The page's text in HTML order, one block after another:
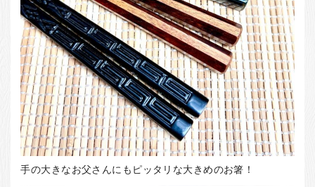
手の大きなお父さんにもピッタリな大きめのお箸！